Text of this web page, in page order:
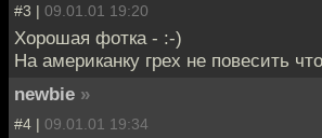
#3 | 09.01.01 19:20
Хорошая фотка - :-)
На американку грех не повесить
newbie »
#4 | 09.01.01 19:34